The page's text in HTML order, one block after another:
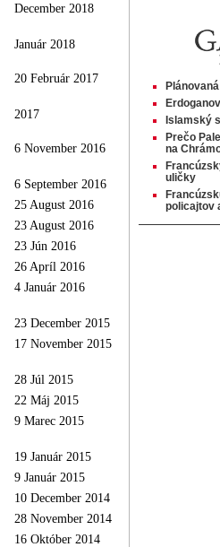
December 2018
Január 2018
20 Február 2017
2017
6 November 2016
6 September 2016
25 August 2016
23 August 2016
23 Jún 2016
26 Apríl 2016
4 Január 2016
23 December 2015
17 November 2015
28 Júl 2015
22 Máj 2015
9 Marec 2015
19 Január 2015
9 Január 2015
10 December 2014
28 November 2014
16 Október 2014
Islamský
Prečo
na
uličky
policajtov